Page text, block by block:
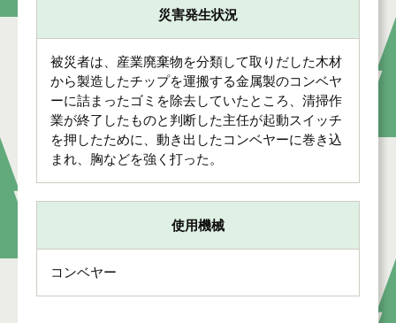
災害発生状況
被災者は、産業廃棄物を分類して取りだした木材
から製造したチップを運搬する金属製のコンベヤ
ーに詰まったゴミを除去していたところ、清掃作
業が終了したものと判断した主任が起動スイッチ
を押したために、動き出したコンベヤーに巻き込
まれ、胸などを強く打った。
使用機械
コンベヤー